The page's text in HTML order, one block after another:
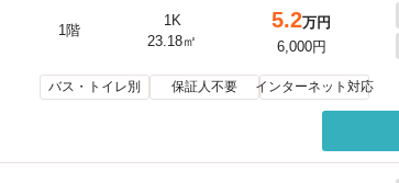
1階
1K
23.18㎡
5.2万円
6,000円
バス・トイレ別 保証人不要 インターネット対応